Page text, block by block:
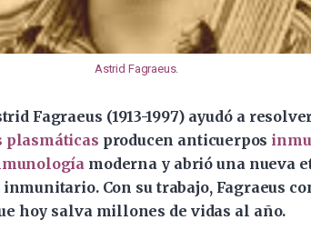
Astrid Fagraeus.
Fagraeus (1913-1997) ayudó a
plasmáticas producen anticuerpos
moderna y abrió una nueva
Con su trabajo, Fagraeus
hoy salva millones de vidas al año.